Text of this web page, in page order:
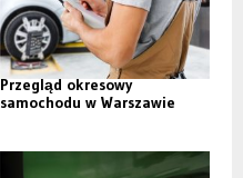
Przegląd okresowy
samochodu w Warszawie